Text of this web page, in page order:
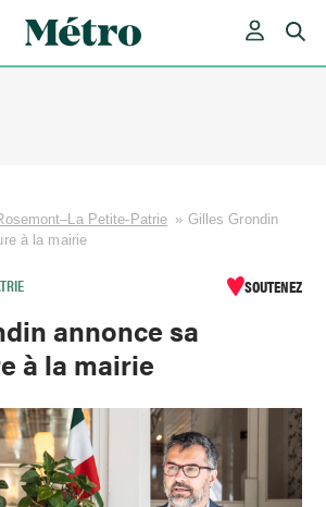
Petite-Patrie » Gilles Grondin
à la mairie
SOUTENEZ
annonce sa
à la mairie